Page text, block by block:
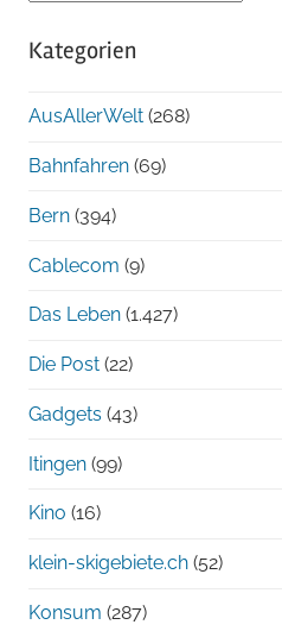
chronologisch
Kategorien
AusAllerWelt (268)
Bahnfahren (69)
Bern (394)
Cablecom (9)
Das Leben (1.427)
Die Post (22)
Gadgets (43)
Itingen (99)
Kino (16)
klein-skigebiete.ch (52)
Konsum (287)